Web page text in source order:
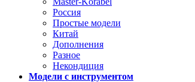
Россия
Простые модели
Китай
Дополнения
Разное
Некондиция
Модели с инструментом